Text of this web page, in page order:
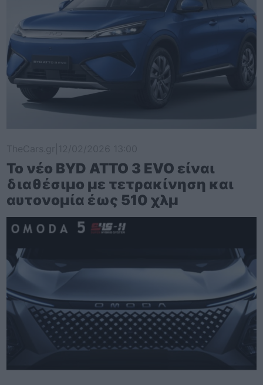
Το νέο BYD ATTO 3 EVO είναι
διαθέσιμο με τετρακίνηση και
αυτονομία έως 510 χλμ